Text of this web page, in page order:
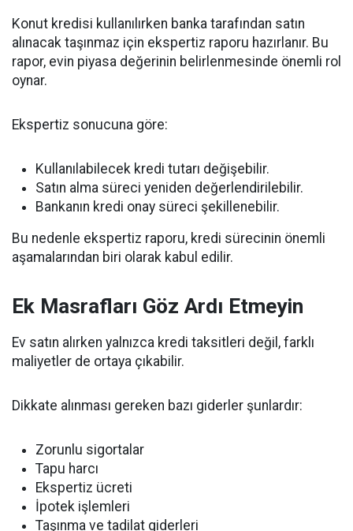
Konut kredisi kullanılırken banka tarafından satın
alınacak taşınmaz için ekspertiz raporu hazırlanır. Bu
rapor, evin piyasa değerinin belirlenmesinde önemli rol
oynar.
Ekspertiz sonucuna göre:
Kullanılabilecek kredi tutarı değişebilir.
Satın alma süreci yeniden değerlendirilebilir.
Bankanın kredi onay süreci şekillenebilir.
Bu nedenle ekspertiz raporu, kredi sürecinin önemli
aşamalarından biri olarak kabul edilir.
Ek Masrafları Göz Ardı Etmeyin
Ev satın alırken yalnızca kredi taksitleri değil, farklı
maliyetler de ortaya çıkabilir.
Dikkate alınması gereken bazı giderler şunlardır:
Zorunlu sigortalar
Tapu harcı
Ekspertiz ücreti
İpotek işlemleri
Taşınma ve tadilat giderleri